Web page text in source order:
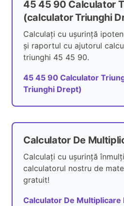
45 45 90 Calculator
(calculator Triunghi
Calculați cu ușurință
și raportul cu ajutorul
triunghi 45 45 90.
45 45 90 Calculator
Triunghi Drept)
Calculator De
Calculați cu ușurință
calculatorul nostru de
gratuit!
Calculator De Multiplicare